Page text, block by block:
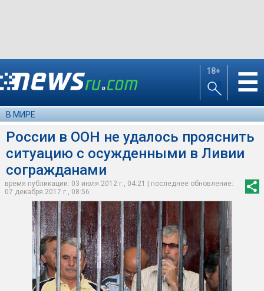
18+ ☰
В МИРЕ
России в ООН не удалось прояснить
ситуацию с осужденными в Ливии
согражданами
время публикации: 03 июля 2012 г., 04:21 | последнее обновление:
07 декабря 2017 г., 08:56